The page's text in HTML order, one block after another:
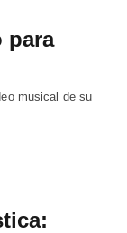
para
musical de su